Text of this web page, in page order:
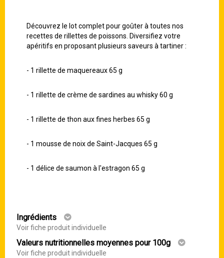
Découvrez le lot complet pour goûter à toutes nos
recettes de rillettes de poissons. Diversifiez votre
apéritifs en proposant plusieurs saveurs à tartiner :
- 1 rillette de maquereaux 65 g
- 1 rillette de crème de sardines au whisky 60 g
- 1 rillette de thon aux fines herbes 65 g
- 1 mousse de noix de Saint-Jacques 65 g
- 1 délice de saumon à l'estragon 65 g
Ingrédients
Voir fiche produit individuelle
Valeurs nutritionnelles moyennes pour 100g
Voir fiche produit individuelle